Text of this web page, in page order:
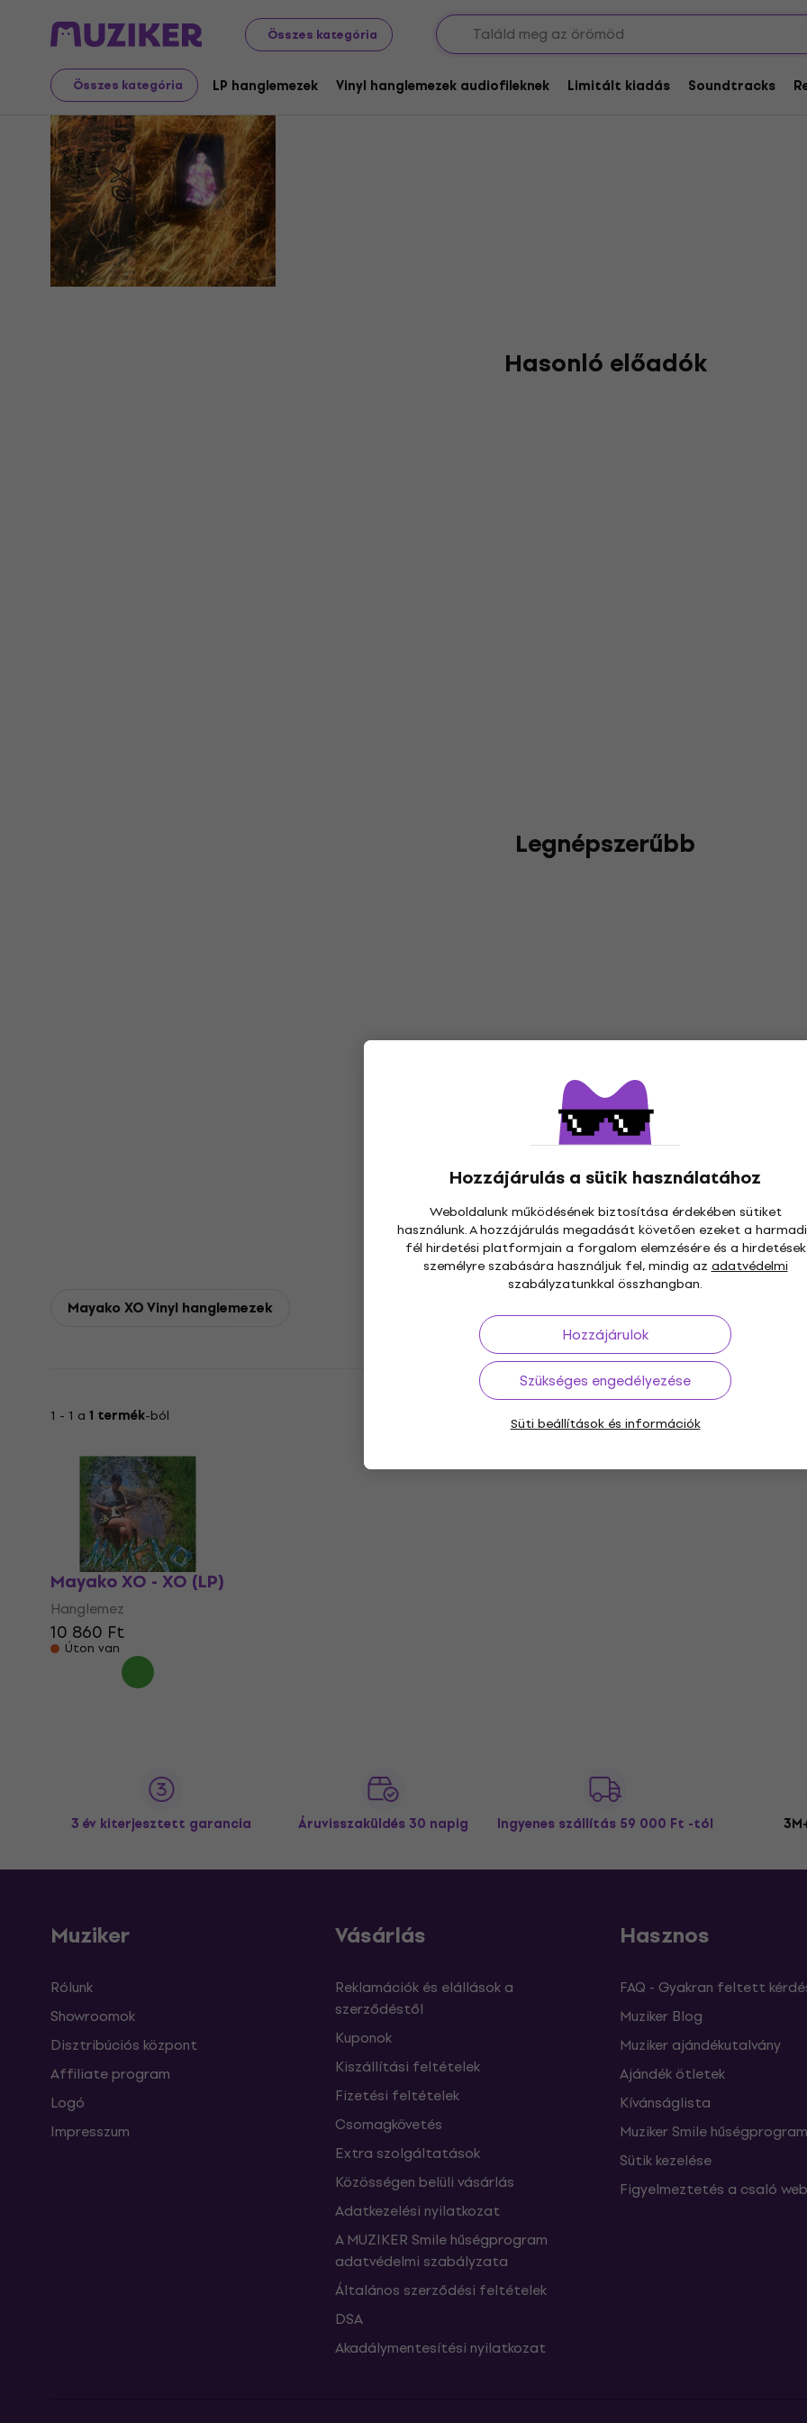
Összes kategória
Összes kategória LP hanglemezek Vinyl hanglemezek audiofileknek Limitált kiadás Soundtracks
Hozzájárulás a sütik használatához
Weboldalunk működésének biztosítása érdekében sütiket
használunk. A hozzájárulás megadását követően ezeket a
fél hirdetési platformjain a forgalom elemzésére és a hirdetések
személyre szabására használjuk fel, mindig az adatvédelmi
szabályzatunkkal összhangban.
Hozzájárulok
Szükséges engedélyezése
Süti beállítások és információk
Mayako XO
Hasonló előadók
Legnépszerűbb
Mayako XO Vinyl hanglemezek
1 - 1 a 1 termék-ból
Mayako XO - XO (LP)
Hanglemez
10 860 Ft
Úton van
3 év kiterjesztett garancia Áruvisszaküldés 30 napig Ingyenes szállítás 59 000 Ft -tól
Muziker
Rólunk
Showroomok
Disztribúciós központ
Affiliate program
Logó
Impresszum
Vásárlás
Reklamációk és elállások a
szerződéstől
Kuponok
Kiszállítási feltételek
Fizetési feltételek
Csomagkövetés
Extra szolgáltatások
Közösségen belüli vásárlás
Adatkezelési nyilatkozat
A MUZIKER Smile hűségprogram
adatvédelmi szabályzata
Általános szerződési feltételek
DSA
Akadálymentesítési nyilatkozat
Hasznos
FAQ - Gyakran feltett
Muziker Blog
Muziker ajándékutalvány
Ajándék ötletek
Kívánságlista
Muziker Smile hűségprogram
Sütik kezelése
Figyelmeztetés a csaló